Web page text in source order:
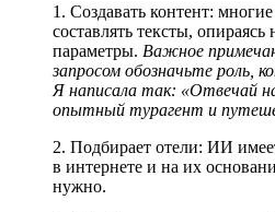
1. Создавать контент:
составлять тексты, опираясь
параметры. Важное
запросом обозначьте роль,
Я написала так: «Отвечай
опытный турагент и
2. Подбирает отели: ИИ
в интернете и на их
нужно.